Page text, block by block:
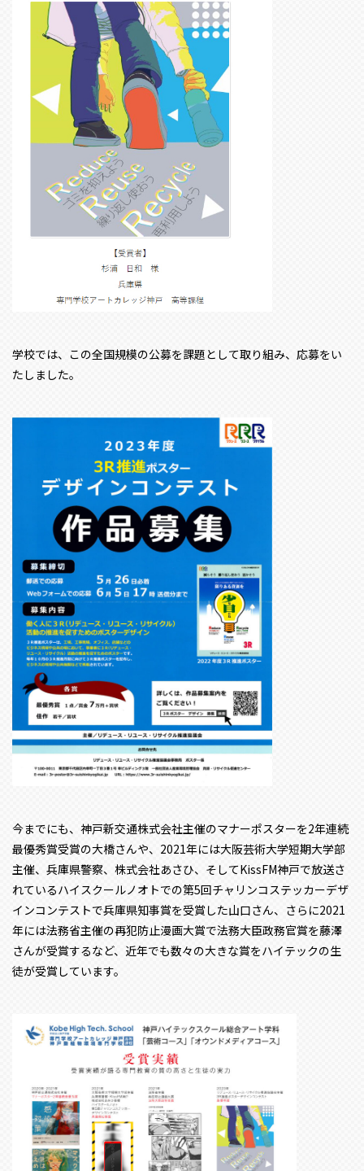
学校では、この全国規模の公募を課題として取り組み、応募をい
たしました。
今までにも、神戸新交通株式会社主催のマナーポスターを2年連続
最優秀賞受賞の大橋さんや、2021年には大阪芸術大学短期大学部
主催、兵庫県警察、株式会社あさひ、そしてKissFM神戸で放送さ
れているハイスクールノオトでの第5回チャリンコステッカーデザ
インコンテストで兵庫県知事賞を受賞した山口さん、さらに2021
年には法務省主催の再犯防止漫画大賞で法務大臣政務官賞を藤澤
さんが受賞するなど、近年でも数々の大きな賞をハイテックの生
徒が受賞しています。